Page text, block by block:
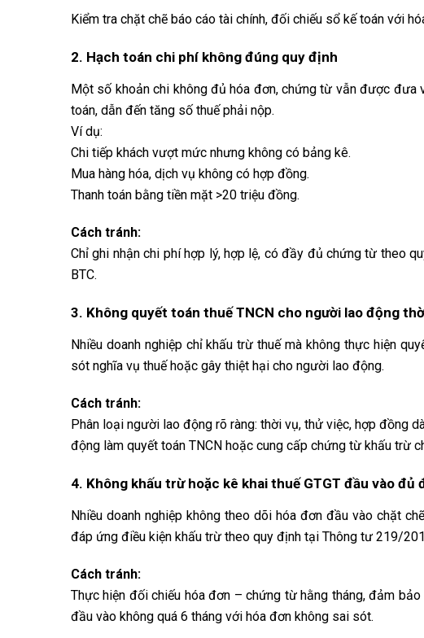
Kiểm tra chặt chẽ báo cáo tài chính, đối chiếu sổ kế toán với
2. Hạch toán chi phí không đúng quy định
Một số khoản chi không đủ hóa đơn, chứng từ vẫn được đưa
toán, dẫn đến tăng số thuế phải nộp.
Ví dụ:
Chi tiếp khách vượt mức nhưng không có bảng kê.
Mua hàng hóa, dịch vụ không có hợp đồng.
Thanh toán bằng tiền mặt >20 triệu đồng.
Cách tránh:
Chỉ ghi nhận chi phí hợp lý, hợp lệ, có đầy đủ chứng từ theo
BTC.
3. Không quyết toán thuế TNCN cho người lao động
Nhiều doanh nghiệp chỉ khấu trừ thuế mà không thực hiện
sót nghĩa vụ thuế hoặc gây thiệt hại cho người lao động.
Cách tránh:
Phân loại người lao động rõ ràng: thời vụ, thử việc, hợp đồng
động làm quyết toán TNCN hoặc cung cấp chứng từ khấu trừ
4. Không khấu trừ hoặc kê khai thuế GTGT đầu vào đủ
Nhiều doanh nghiệp không theo dõi hóa đơn đầu vào chặt
đáp ứng điều kiện khấu trừ theo quy định tại Thông tư 219/
Cách tránh:
Thực hiện đối chiếu hóa đơn – chứng từ hằng tháng, đảm
đầu vào không quá 6 tháng với hóa đơn không sai sót.